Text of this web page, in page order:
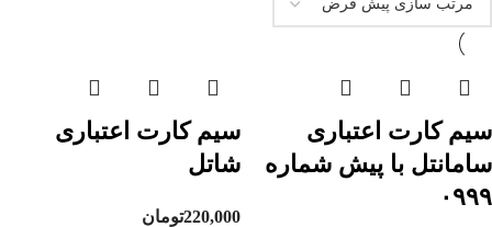
سیم کارت اعتباری
سامانتل با پیش شماره
۰۹۹۹
سیم کارت اعتباری
شاتل
220,000تومان